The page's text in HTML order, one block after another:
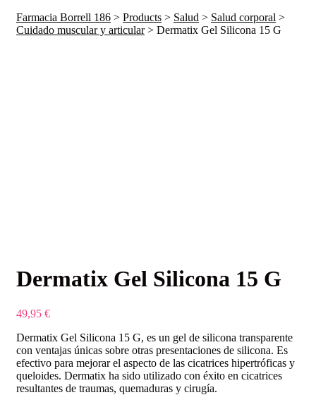
Farmacia Borrell 186 > Products > Salud > Salud corporal >
Cuidado muscular y articular> Dermatix Gel Silicona 15 G
Dermatix Gel Silicona 15 G
49,95 €
Dermatix Gel Silicona 15 G, es un gel de silicona transparente
con ventajas únicas sobre otras presentaciones de silicona. Es
efectivo para mejorar el aspecto de las cicatrices hipertróficas y
queloides. Dermatix ha sido utilizado con éxito en cicatrices
resultantes de traumas, quemaduras y cirugía.